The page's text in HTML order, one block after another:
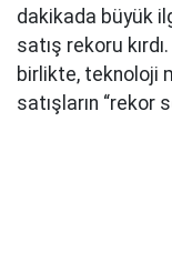
dakikada büyük
satış rekoru
birlikte, teknoloji
satışların “rekor